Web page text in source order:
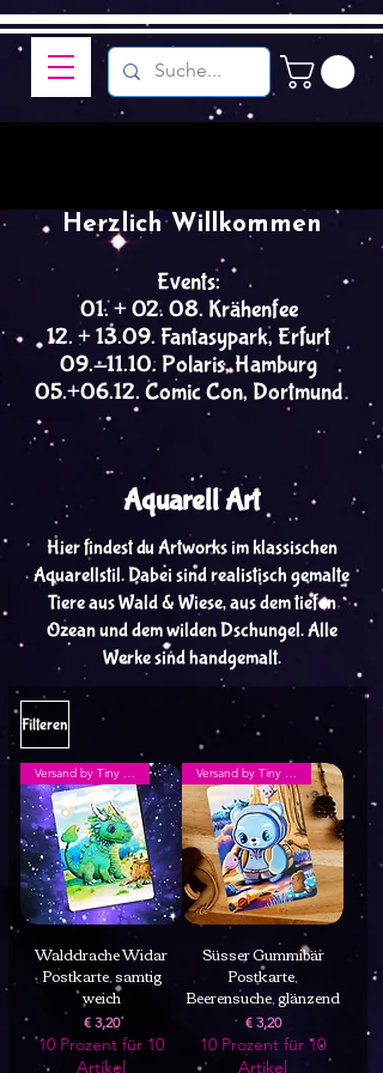
Events:
01. + 02. 08. Krähenfee
12. + 13.09. Fantasypark, Erfurt
09.-11.10. Polaris, Hamburg
05.+06.12. Comic Con, Dortmund
Herzlich Willkommen
Aquarell Art
Hier findest du Artworks im klassischen
Aquarellstil. Dabei sind realistisch gemalte
Tiere aus Wald & Wiese, aus dem tiefen
Ozean und dem wilden Dschungel. Alle
Werke sind handgemalt.
Filteren
Versand by Tiny Tami
Walddrache Widar
Postkarte, samtig
weich
Prijs
€ 3,20
10 Prozent für 10
Artikel
Versand by Tiny Tami
Süsser Gummibär
Postkarte,
Beerensuche, glänzend
Prijs
€ 3,20
10 Prozent für 10
Artikel